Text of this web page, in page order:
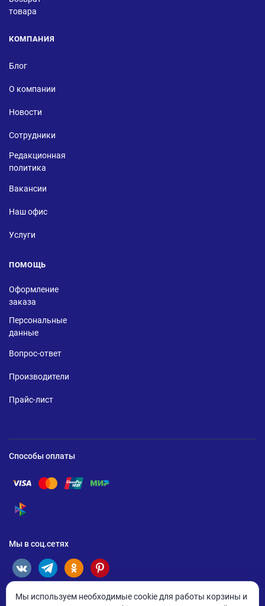
товара
КОМПАНИЯ
Блог
О компании
Новости
Сотрудники
Редакционная
политика
Вакансии
Наш офис
Услуги
ПОМОЩЬ
Оформление
заказа
Персональные
данные
Вопрос-ответ
Производители
Прайс-лист
Способы оплаты
Помощь по оплате Visa
Помощь по оплате Mastercard
Помощь по оплате UnionPay
Помощь по оплате Мир
Помощь по оплате СБП
Мы в соц.сетях
Мы используем необходимые cookie для работы корзины и